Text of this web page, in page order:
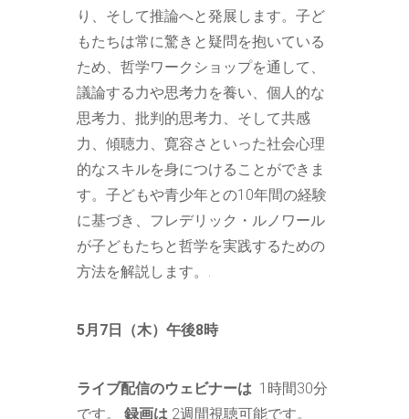
り、そして推論へと発展します。子ど
もたちは常に驚きと疑問を抱いている
ため、哲学ワークショップを通して、
議論する力や思考力を養い、個人的な
思考力、批判的思考力、そして共感
力、傾聴力、寛容さといった社会心理
的なスキルを身につけることができま
す。子どもや青少年との10年間の経験
に基づき、フレデリック・ルノワール
が子どもたちと哲学を実践するための
方法を解説します。.
5月7日（木）午後8時
ライブ配信のウェビナーは 1時間30分
です。 録画は 2週間視聴可能です。